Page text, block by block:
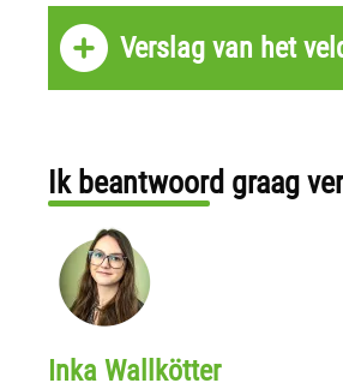
Verslag van het
Ik beantwoord graag
Inka Wallkötter